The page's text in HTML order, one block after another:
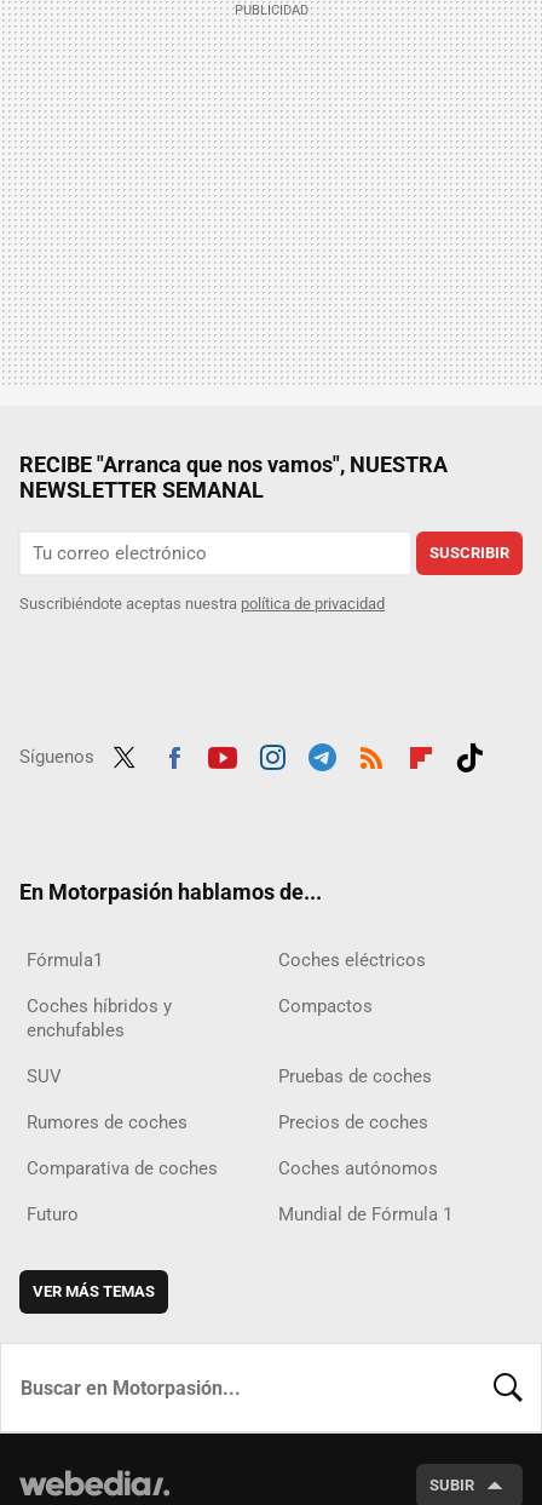
RECIBE "Arranca que nos vamos", NUESTRA
NEWSLETTER SEMANAL
SUSCRIBIR
Suscribiéndote aceptas nuestra política de privacidad
Síguenos
En Motorpasión hablamos de...
Fórmula1 Coches eléctricos
Coches híbridos y
enchufables
Compactos
SUV Pruebas de coches
Rumores de coches Precios de coches
Comparativa de coches Coches autónomos
Futuro Mundial de Fórmula 1
VER MÁS TEMAS
SUBIR